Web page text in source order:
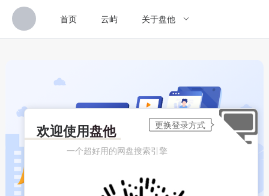
首页 云屿 关于盘他
欢迎使用盘他
一个超好用的网盘搜索引擎